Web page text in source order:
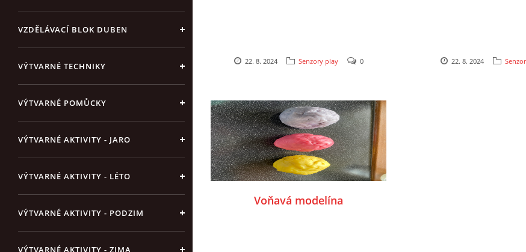
VZDĚLÁVACÍ BLOK DUBEN
VÝTVARNÉ TECHNIKY
VÝTVARNÉ POMŮCKY
VÝTVARNÉ AKTIVITY - JARO
VÝTVARNÉ AKTIVITY - LÉTO
VÝTVARNÉ AKTIVITY - PODZIM
VÝTVARNÉ AKTIVITY - ZIMA
22. 8. 2024 Senzory play 0 22. 8. 2024
Voňavá modelína